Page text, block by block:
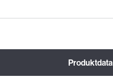
Produktdata